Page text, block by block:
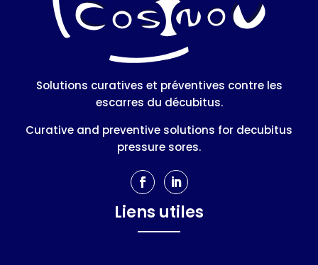
Solutions curatives et préventives contre les
escarres du décubitus.
Curative and preventive solutions for decubitus
pressure sores.
Liens utiles